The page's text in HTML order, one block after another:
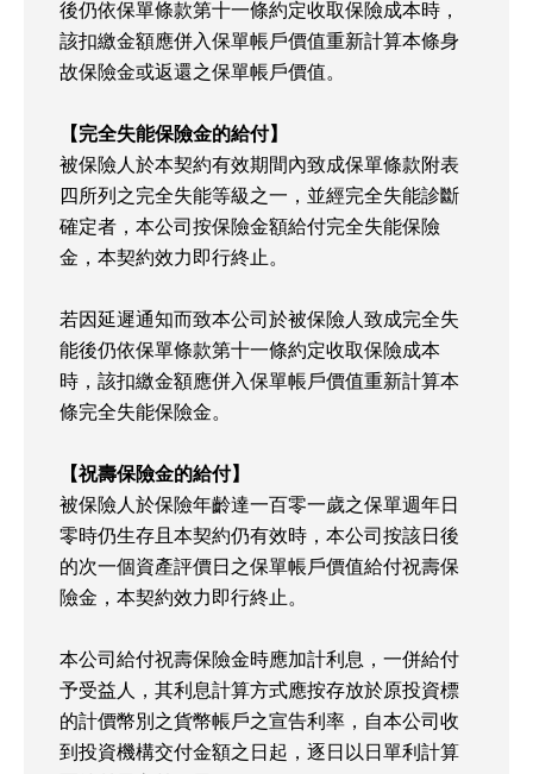
後仍依保單條款第十一條約定收取保險成本時，
該扣繳金額應併入保單帳戶價值重新計算本條身
故保險金或返還之保單帳戶價值。
【完全失能保險金的給付】
被保險人於本契約有效期間內致成保單條款附表
四所列之完全失能等級之一，並經完全失能診斷
確定者，本公司按保險金額給付完全失能保險
金，本契約效力即行終止。
若因延遲通知而致本公司於被保險人致成完全失
能後仍依保單條款第十一條約定收取保險成本
時，該扣繳金額應併入保單帳戶價值重新計算本
條完全失能保險金。
【祝壽保險金的給付】
被保險人於保險年齡達一百零一歲之保單週年日
零時仍生存且本契約仍有效時，本公司按該日後
的次一個資產評價日之保單帳戶價值給付祝壽保
險金，本契約效力即行終止。
本公司給付祝壽保險金時應加計利息，一併給付
予受益人，其利息計算方式應按存放於原投資標
的計價幣別之貨幣帳戶之宣告利率，自本公司收
到投資機構交付金額之日起，逐日以日單利計算